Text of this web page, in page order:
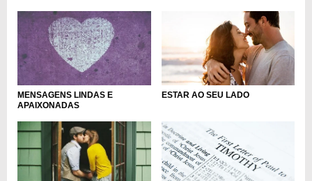
MENSAGENS LINDAS E
APAIXONADAS
ESTAR AO SEU LADO